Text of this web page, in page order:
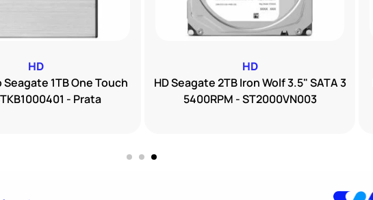
HD
HD Seagate 2TB Iron Wolf 3.5" SATA 3
5400RPM - ST2000VN003
HD
Seagate 1TB One Touch
- Prata